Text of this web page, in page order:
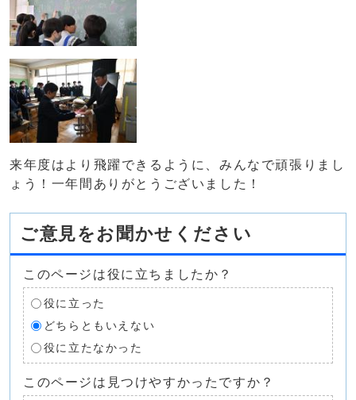
来年度はより飛躍できるように、みんなで頑張りまし
ょう！一年間ありがとうございました！
ご意見をお聞かせください
このページは役に立ちましたか？
役に立った
どちらともいえない
役に立たなかった
このページは見つけやすかったですか？